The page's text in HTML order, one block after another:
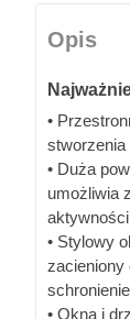
Opis
•
stworzenia
• Duża
umożliwia
• Stylowy
zacieniony
• Okna i